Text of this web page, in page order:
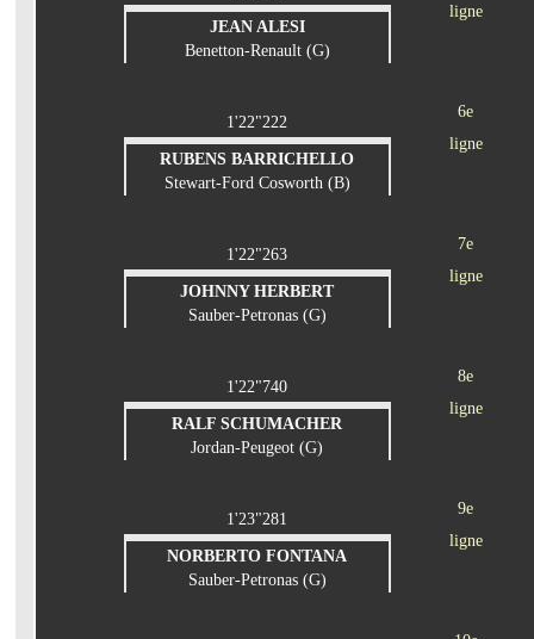
ligne
JEAN ALESI
Benetton-Renault (G)
6e
ligne
1'22"222
RUBENS BARRICHELLO
Stewart-Ford Cosworth (B)
7e
ligne
1'22"263
JOHNNY HERBERT
Sauber-Petronas (G)
8e
ligne
1'22"740
RALF SCHUMACHER
Jordan-Peugeot (G)
9e
ligne
1'23"281
NORBERTO FONTANA
Sauber-Petronas (G)